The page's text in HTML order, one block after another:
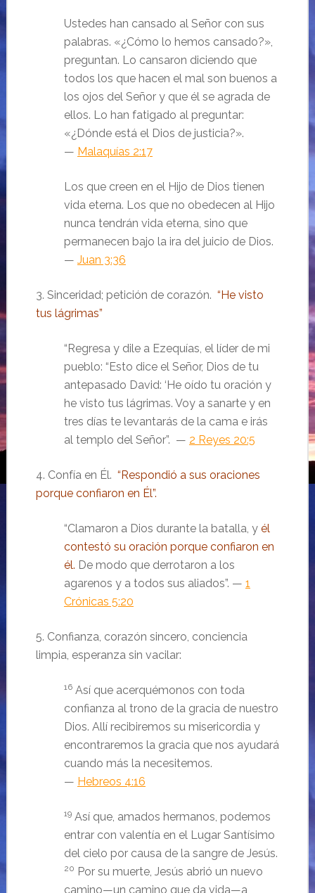
Ustedes han cansado al Señor con sus
palabras. «¿Cómo lo hemos cansado?»,
preguntan. Lo cansaron diciendo que
todos los que hacen el mal son buenos a
los ojos del Señor y que él se agrada de
ellos. Lo han fatigado al preguntar:
«¿Dónde está el Dios de justicia?».
— Malaquías 2:17
Los que creen en el Hijo de Dios tienen
vida eterna. Los que no obedecen al Hijo
nunca tendrán vida eterna, sino que
permanecen bajo la ira del juicio de Dios.
— Juan 3:36
3. Sinceridad; petición de corazón. “He visto
tus lágrimas”
“Regresa y dile a Ezequías, el líder de mi
pueblo: “Esto dice el Señor, Dios de tu
antepasado David: ‘He oído tu oración y
he visto tus lágrimas. Voy a sanarte y en
tres días te levantarás de la cama e irás
al templo del Señor”. — 2 Reyes 20:5
4. Confía en Él. “Respondió a sus oraciones
porque confiaron en Él”.
“Clamaron a Dios durante la batalla, y él
contestó su oración porque confiaron en
él. De modo que derrotaron a los
agarenos y a todos sus aliados”. — 1
Crónicas 5:20
5. Confianza, corazón sincero, conciencia
limpia, esperanza sin vacilar:
16Así que acerquémonos con toda
confianza al trono de la gracia de nuestro
Dios. Allí recibiremos su misericordia y
encontraremos la gracia que nos ayudará
cuando más la necesitemos.
— Hebreos 4:16
19Así que, amados hermanos, podemos
entrar con valentía en el Lugar Santísimo
del cielo por causa de la sangre de Jesús.
20 Por su muerte, Jesús abrió un nuevo
camino—un camino que da vida—a